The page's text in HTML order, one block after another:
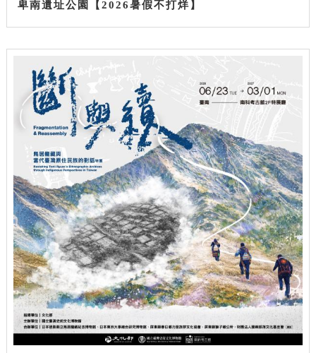
卑南遺址公園【2026暑假不打烊】